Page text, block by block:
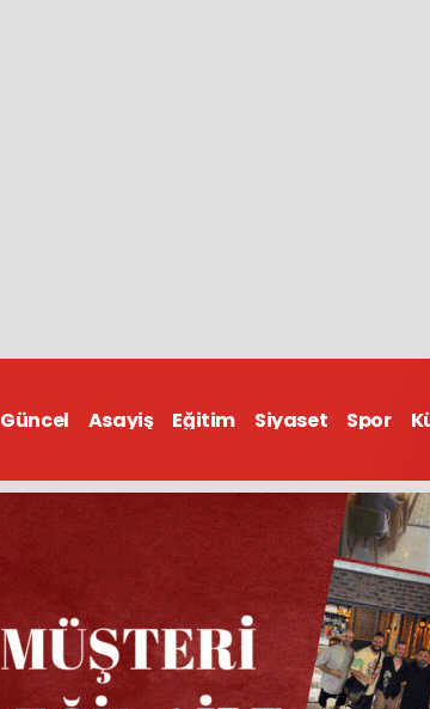
Güncel Asayiş Eğitim Siyaset Spor